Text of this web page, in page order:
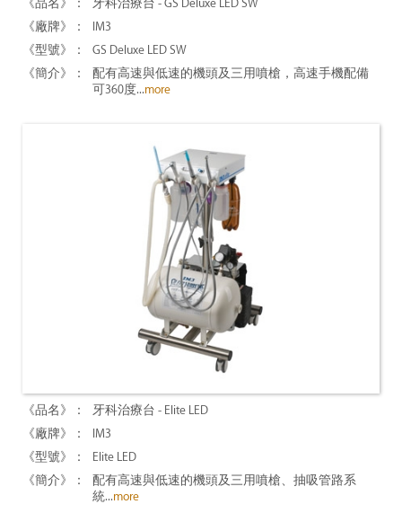
牙科治療台 - GS Deluxe LED SW
IM3
GS Deluxe LED SW
配有高速與低速的機頭及三用噴槍，高速手機配備
可360度...more
牙科治療台 - Elite LED
IM3
Elite LED
配有高速與低速的機頭及三用噴槍、抽吸管路系
統...more